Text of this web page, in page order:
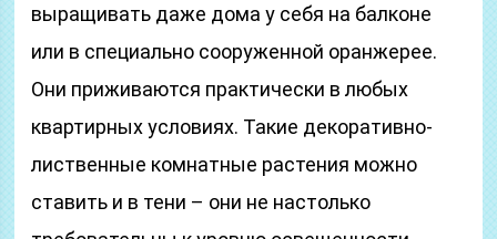
выращивать даже дома у себя на балконе
или в специально сооруженной оранжерее.
Они приживаются практически в любых
квартирных условиях. Такие декоративно-
лиственные комнатные растения можно
ставить и в тени – они не настолько